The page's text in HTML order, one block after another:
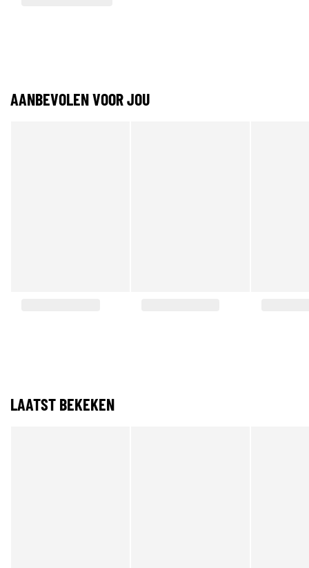
AANBEVOLEN VOOR JOU
LAATST BEKEKEN